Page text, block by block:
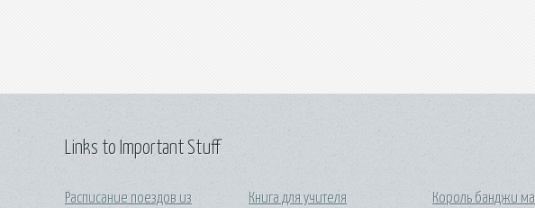
Links to Important Stuff
Расписание поездов из
Книга для учителя
Король банджи